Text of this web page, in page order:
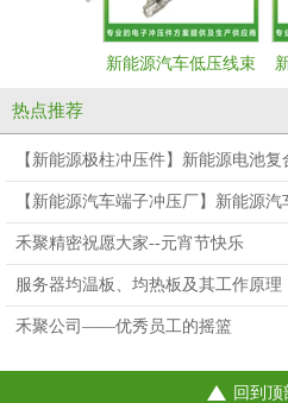
新能源汽车低压线束
热点推荐
【新能源极柱冲压件】新能源电池
【新能源汽车端子冲压厂】新能源
重要？
禾聚精密祝愿大家--元宵节快乐
服务器均温板、均热板及其工作原理
禾聚公司——优秀员工的摇篮
回到顶